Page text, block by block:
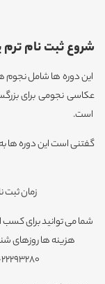
شروع ثبت نام ترم
این دوره ها شامل نجوم
است.
زمان ثبت نام از 25شهریور ماه
شما می توانید برای
22293280-22292245- 22805006 تماس بگیرید.